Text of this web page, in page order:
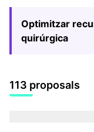
Optimitzar
quirúrgica
113 proposals